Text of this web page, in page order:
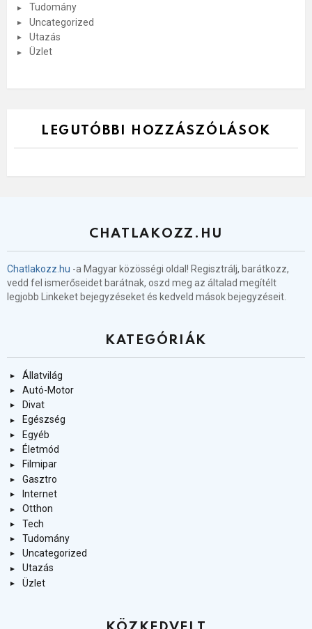
Tudomány
Uncategorized
Utazás
Üzlet
LEGUTÓBBI HOZZÁSZÓLÁSOK
CHATLAKOZZ.HU
Chatlakozz.hu -a Magyar közösségi oldal! Regisztrálj, barátkozz,
vedd fel ismerőseidet barátnak, oszd meg az általad megítélt
legjobb Linkeket bejegyzéseket és kedveld mások bejegyzéseit.
KATEGÓRIÁK
Állatvilág
Autó-Motor
Divat
Egészség
Egyéb
Életmód
Filmipar
Gasztro
Internet
Otthon
Tech
Tudomány
Uncategorized
Utazás
Üzlet